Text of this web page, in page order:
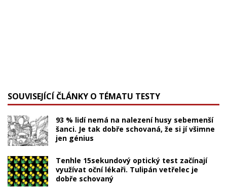
SOUVISEJÍCÍ ČLÁNKY O TÉMATU TESTY
93 % lidí nemá na nalezení husy sebemenší
šanci. Je tak dobře schovaná, že si jí všimne
jen génius
Tenhle 15sekundový optický test začínají
využívat oční lékaři. Tulipán vetřelec je
dobře schovaný